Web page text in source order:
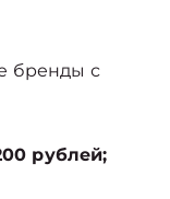
бренды с
рублей;